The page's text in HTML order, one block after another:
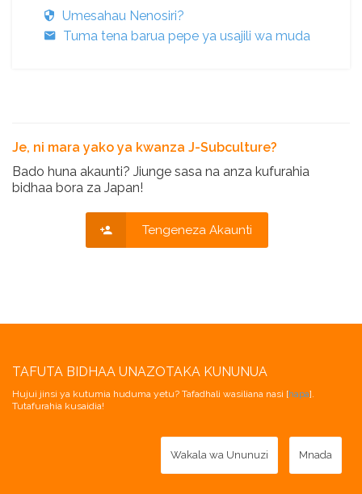
Umesahau Nenosiri?
Tuma tena barua pepe ya usajili wa muda
Je, ni mara yako ya kwanza J-Subculture?
Bado huna akaunti? Jiunge sasa na anza kufurahia
bidhaa bora za Japan!
Tengeneza Akaunti
TAFUTA BIDHAA UNAZOTAKA KUNUNUA
Hujui jinsi ya kutumia huduma yetu? Tafadhali wasiliana nasi [hapa].
Tutafurahia kusaidia!
Wakala wa Ununuzi Mnada